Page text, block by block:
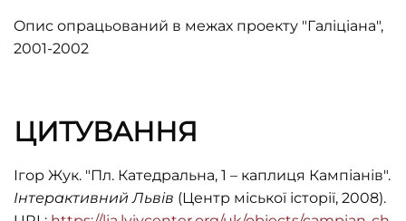
Oпис опрацьований в межах проекту "Галіціана",
2001-2002
ЦИТУВАННЯ
Ігор Жук. "Пл. Катедральна, 1 – каплиця Кампіанів".
Інтерактивний Львів (Центр міської історії, 2008).